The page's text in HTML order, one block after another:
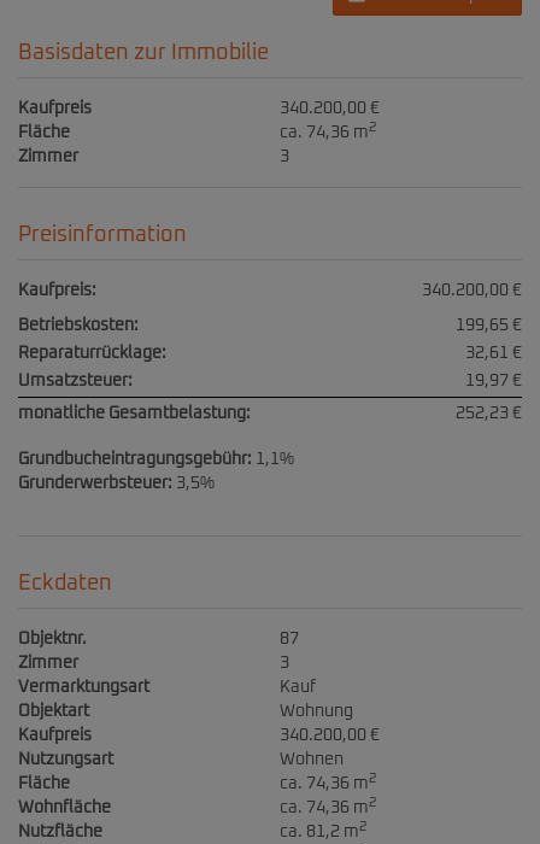
Basisdaten zur Immobilie
Kaufpreis
340.200,00 €
Fläche
ca. 74,36 m2
Zimmer 3
Preisinformation
Kaufpreis: 340.200,00 €
Betriebskosten:
199,65 €
Reparaturrücklage:
32,61 €
Umsatzsteuer:
19,97 €
monatliche Gesamtbelastung:
252,23 €
Grundbucheintragungsgebühr: 1,1%
Grunderwerbsteuer: 3,5%
Eckdaten
Objektnr.
87
Zimmer
3
Vermarktungsart
Kauf
Objektart
Wohnung
Kaufpreis
340.200,00 €
Nutzungsart
Wohnen
Fläche
ca. 74,36 m2
Wohnfläche ca. 74,36 m2
Nutzfläche ca. 81,2 m2